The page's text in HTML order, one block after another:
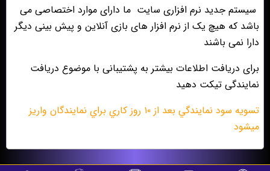
سیستم جدید نرم افزاری سایت ما دارای موارد اختصاصی می
باشد که هیچ یک از نرم افزار های بازی آنلاین و پیش بینی دیگر
دارا نمی باشند
برای دریافت اطلاعات بیشتر به پشتیبانی با موضوع دریافت
نمایندگی تیکت دهید
تسويه سود نمايندگي بعد از ١٠ روز كاري براي نمايندگان واريز
ميشود